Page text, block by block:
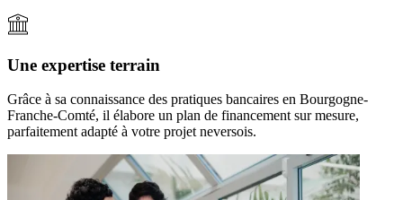
Une expertise terrain
Grâce à sa connaissance des pratiques bancaires en Bourgogne-
Franche-Comté, il élabore un plan de financement sur mesure,
parfaitement adapté à votre projet neversois.